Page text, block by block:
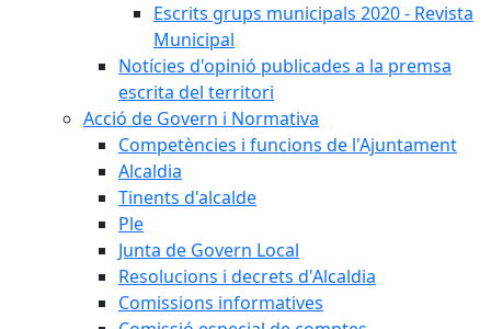
Escrits grups municipals 2020 - Revista
Municipal
Notícies d'opinió publicades a la premsa
escrita del territori
Acció de Govern i Normativa
Competències i funcions de l'Ajuntament
Alcaldia
Tinents d'alcalde
Ple
Junta de Govern Local
Resolucions i decrets d'Alcaldia
Comissions informatives